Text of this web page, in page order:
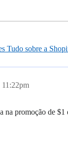
Tudo sobre a
11:22pm
promoção de $1